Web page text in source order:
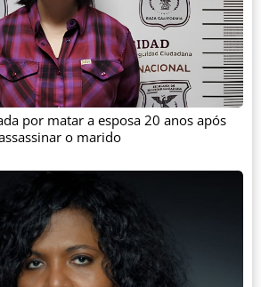
por matar a esposa 20 anos após
o marido